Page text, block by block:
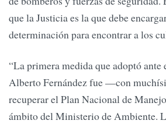
que la Justicia es la que debe
determinación para encontrar a los
“La primera medida que adoptó ante
Alberto Fernández fue —con
recuperar el Plan Nacional de
ámbito del Ministerio de Ambiente.